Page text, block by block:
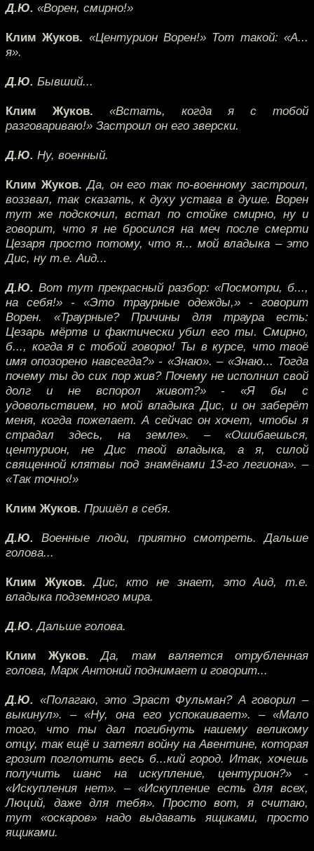
Д.Ю. «Ворен, смирно!»
Клим Жуков. «Центурион Ворен!» Тот такой: «А...
я».
Д.Ю. Бывший...
Клим Жуков. «Встать, когда я с тобой
разговариваю!» Застроил он его зверски.
Д.Ю. Ну, военный.
Клим Жуков. Да, он его так по-военному застроил,
воззвал, так сказать, к духу устава в душе. Ворен
тут же подскочил, встал по стойке смирно, ну и
говорит, что я не бросился на меч после смерти
Цезаря просто потому, что я... мой владыка – это
Дис, ну т.е. Аид...
Д.Ю. Вот тут прекрасный разбор: «Посмотри, б...,
на себя!» - «Это траурные одежды,» - говорит
Ворен. «Траурные? Причины для траура есть:
Цезарь мёртв и фактически убил его ты. Смирно,
б..., когда я с тобой говорю! Ты в курсе, что твоё
имя опозорено навсегда?» - «Знаю». – «Знаю... Тогда
почему ты до сих пор жив? Почему не исполнил свой
долг и не вспорол живот?» - «Я бы с
удовольствием, но мой владыка Дис, и он заберёт
меня, когда пожелает. А сейчас он хочет, чтобы я
страдал здесь, на земле». – «Ошибаешься,
центурион, не Дис твой владыка, а я, силой
священной клятвы под знамёнами 13-го легиона». –
«Так точно!»
Клим Жуков. Пришёл в себя.
Д.Ю. Военные люди, приятно смотреть. Дальше
голова...
Клим Жуков. Дис, кто не знает, это Аид, т.е.
владыка подземного мира.
Д.Ю. Дальше голова.
Клим Жуков. Да, там валяется отрубленная
голова, Марк Антоний поднимает и говорит...
Д.Ю. «Полагаю, это Эраст Фульман? А говорил –
выкинул». – «Ну, она его успокаивает». – «Мало
того, что ты дал погибнуть нашему великому
отцу, так ещё и затеял войну на Авентине, которая
грозит поглотить весь б...кий город. Итак, хочешь
получить шанс на искупление, центурион?» -
«Искупления нет». – «Искупление есть для всех,
Люций, даже для тебя». Просто вот, я считаю,
тут «оскаров» надо выдавать ящиками, просто
ящиками.